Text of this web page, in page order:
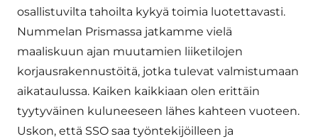
osallistuvilta tahoilta kykyä toimia luotettavasti.
Nummelan Prismassa jatkamme vielä
maaliskuun ajan muutamien liiketilojen
korjausrakennustöitä, jotka tulevat valmistumaan
aikataulussa. Kaiken kaikkiaan olen erittäin
tyytyväinen kuluneeseen lähes kahteen vuoteen.
Uskon, että SSO saa työntekijöilleen ja